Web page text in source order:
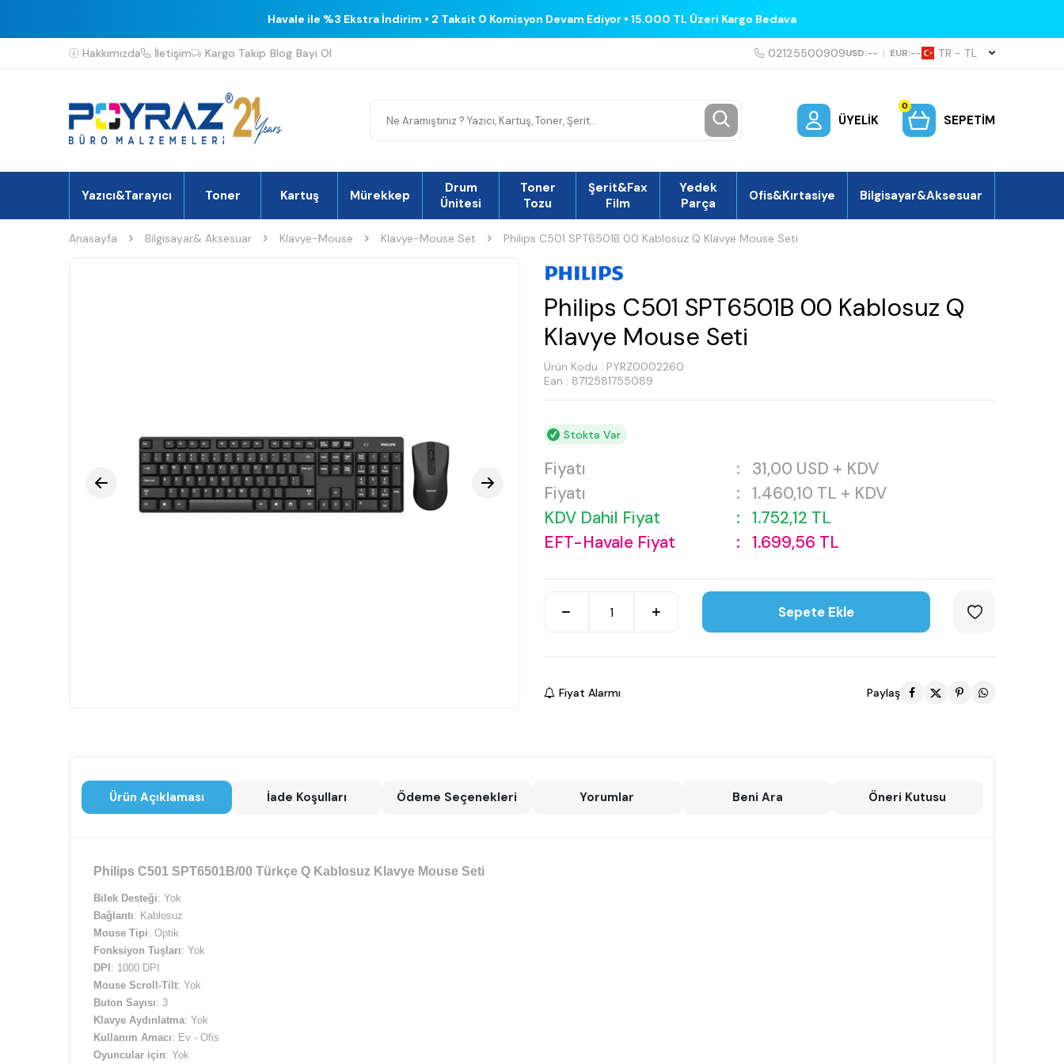
Havale ile %3 Ekstra İndirim • 2 Taksit 0 Komisyon Devam Ediyor • 15.000 TL Üzeri Kargo Bedava
Hakkımızda İletişim Kargo Takip Blog Bayi Ol 02125500909USD:-- | EUR:-- TR − TL
ÜYELIK
0
SEPETIM
Yazıcı&Tarayıcı Toner Kartuş Mürekkep
Drum
Ünitesi
Toner
Tozu
Şerit&Fax
Film
Yedek
Parça
Ofis&Kırtasiye Bilgisayar&Aksesuar
Anasayfa Bilgisayar& Aksesuar Klavye-Mouse Klavye-Mouse Set Philips C501 SPT6501B 00 Kablosuz Q Klavye Mouse Seti
Philips C501 SPT6501B 00 Kablosuz Q
Klavye Mouse Seti
Ürün Kodu : PYRZ0002260
Ean : 8712581755089
Stokta Var
Fiyatı : 31,00 USD + KDV
Fiyatı
: 1.460,10 TL + KDV
KDV Dahil Fiyat
: 1.752,12 TL
EFT-Havale Fiyat
: 1.699,56 TL
Sepete Ekle
Fiyat Alarmı Paylaş
Ürün Açıklaması İade Koşulları Ödeme Seçenekleri Yorumlar Beni Ara Öneri Kutusu
Philips C501 SPT6501B/00 Türkçe Q Kablosuz Klavye Mouse Seti
Bilek Desteği: Yok
Bağlantı: Kablosuz
Mouse Tipi: Optik
Fonksiyon Tuşları: Yok
DPI : 1000 DPI
Mouse Scroll-Tilt: Yok
Buton Sayısı: 3
Klavye Aydınlatma: Yok
Kullanım Amacı: Ev - Ofis
Oyuncular için: Yok